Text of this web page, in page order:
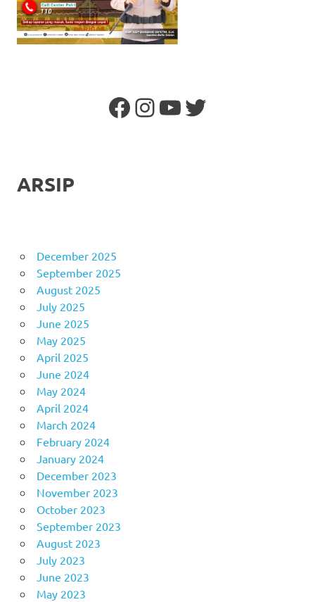
Facebook
Instagram
YouTube
Twitter
ARSIP
December 2025
September 2025
August 2025
July 2025
June 2025
May 2025
April 2025
June 2024
May 2024
April 2024
March 2024
February 2024
January 2024
December 2023
November 2023
October 2023
September 2023
August 2023
July 2023
June 2023
May 2023